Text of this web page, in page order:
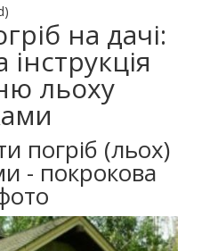
на дачі:
льоху
погріб (льох)
- покрокова